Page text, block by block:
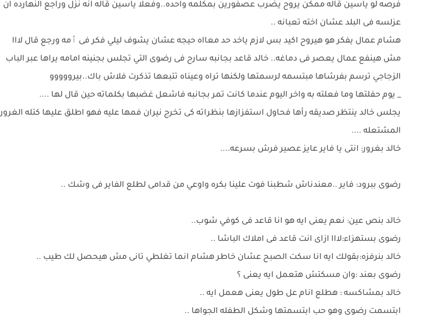
فرصه لو ياسين قاله ممكن يروح يضرب عصفورين بمكلمه واحده..وفعلا ياسين قاله انه نزل وراجع النهارده ان
عزلسه فى البلد عشان اخته تعبانه ..
هشام عمال يفكر هو هيروح اكيد بس لازم ياخد حد معااه حيجه عشان يشوف ليلي فكر فى ٱمه ورجع قال لااا
مش هينفع عمال يعصر فى دماغه.. خالد قاعد بجانبه سارح فى رضوى التي تجلس بجنينه امامه يراها عبر الباب
الزجاجي ترسم بفرشاها مبتسمه لرسمتها ولكنها تراه وعيناه تتبعها تذكرت فلاش باك..بيرووووو
_ يوم حفلتها وما فعلته به واخر اليوم عندما كانت تمر بجانبه فاشعل غضبها بكلماته حين قال لها ....
يجلس خالد ينتظر صديقه رأها فحاول استفزازها بنظراته كى تخرج نيران فمها عليه فهو اطلق عليها كتله الغرور
المشتعله ....
خالد بغرور: انتى يا فاير عايز عصير فرش بسرعه....
رضوى ببرود: فاير ..معندناش شطبنا فوت علينا بكره واوعي من قدامى لطلع الفاير فى وشك ..
خالد بنص عين: نعم يعنى ايه هو انا قاعد فى كوفي شوب..
رضوى بستهزاء:لااا ازاى انت قاعد فى املاك الباشا ..
خالد بنرفزه:بقولك ايه انا سكت الصبح عشان خاطر هشام انما تغلطي تانى مش هيحصل لك طيب ..
رضوى بعند :وان مسكتش هتعمل ايه يعنى ؟
خالد بمشاكسه : هطلع انام عل طول يعنى هعمل ايه ..
ابتسمت رضوى وهو حب ابتسمتها وشكل الطفله الجواها ..